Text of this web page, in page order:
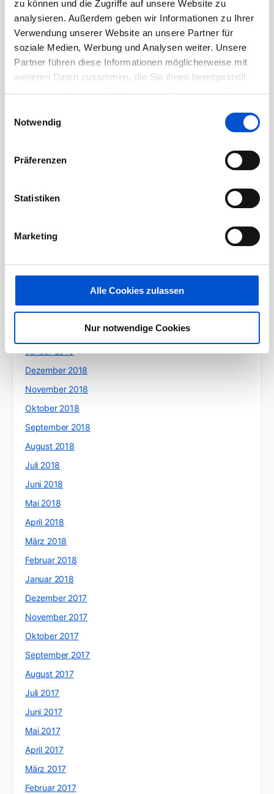
zu können und die Zugriffe auf unsere Website zu
analysieren. Außerdem geben wir Informationen zu Ihrer
Verwendung unserer Website an unsere Partner für
soziale Medien, Werbung und Analysen weiter. Unsere
Partner führen diese Informationen möglicherweise mit
weiteren Daten zusammen, die Sie ihnen bereitgestellt
haben oder die sie im Rahmen Ihrer Nutzung der Dienste
Notwendig
Präferenzen
Statistiken
Marketing
Alle Cookies zulassen
Nur notwendige Cookies
Juli 2020
Juni 2020
Mai 2020
April 2020
Januar 2020
November 2019
September 2019
Juli 2019
Mai 2019
März 2019
Januar 2019
Dezember 2018
November 2018
Oktober 2018
September 2018
August 2018
Juli 2018
Juni 2018
Mai 2018
April 2018
März 2018
Februar 2018
Januar 2018
Dezember 2017
November 2017
Oktober 2017
September 2017
August 2017
Juli 2017
Juni 2017
Mai 2017
April 2017
März 2017
Februar 2017